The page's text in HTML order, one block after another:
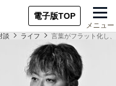
電子版TOP
メニュー
談 ライフ 言葉がフラット化し